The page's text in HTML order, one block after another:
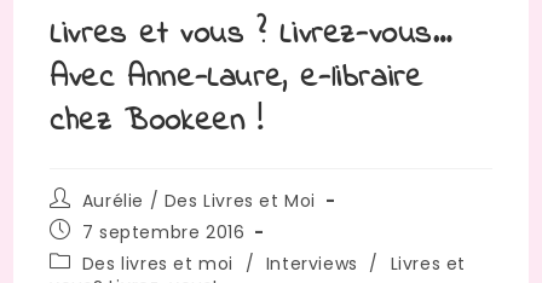
Livres et vous ? Livrez-vous…
Avec Anne-Laure, e-libraire
chez Bookeen !
Auteur/autrice
de
la
publication :
Aurélie / Des Livres et Moi
Publication
publiée :
7 septembre 2016
PostDes livres et moi / Interviews / Livres et